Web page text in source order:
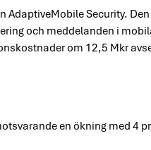
AdaptiveMobile Security.
och meddelanden i
om 12,5 Mkr
en ökning med 4